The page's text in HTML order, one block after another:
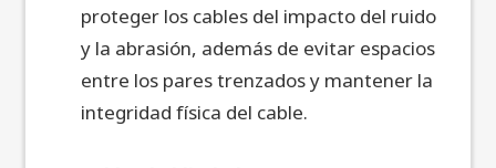
proteger los cables del impacto del ruido
y la abrasión, además de evitar espacios
entre los pares trenzados y mantener la
integridad física del cable.